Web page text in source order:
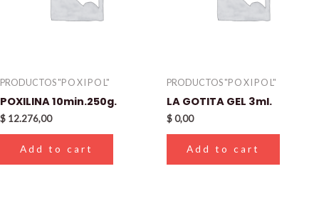
PRODUCTOS "P O X I P O L"
POXILINA 10min.250g.
$ 12.276,00
Add to cart
PRODUCTOS "P O X I P O L"
LA GOTITA GEL 3ml.
$0,00
Add to cart